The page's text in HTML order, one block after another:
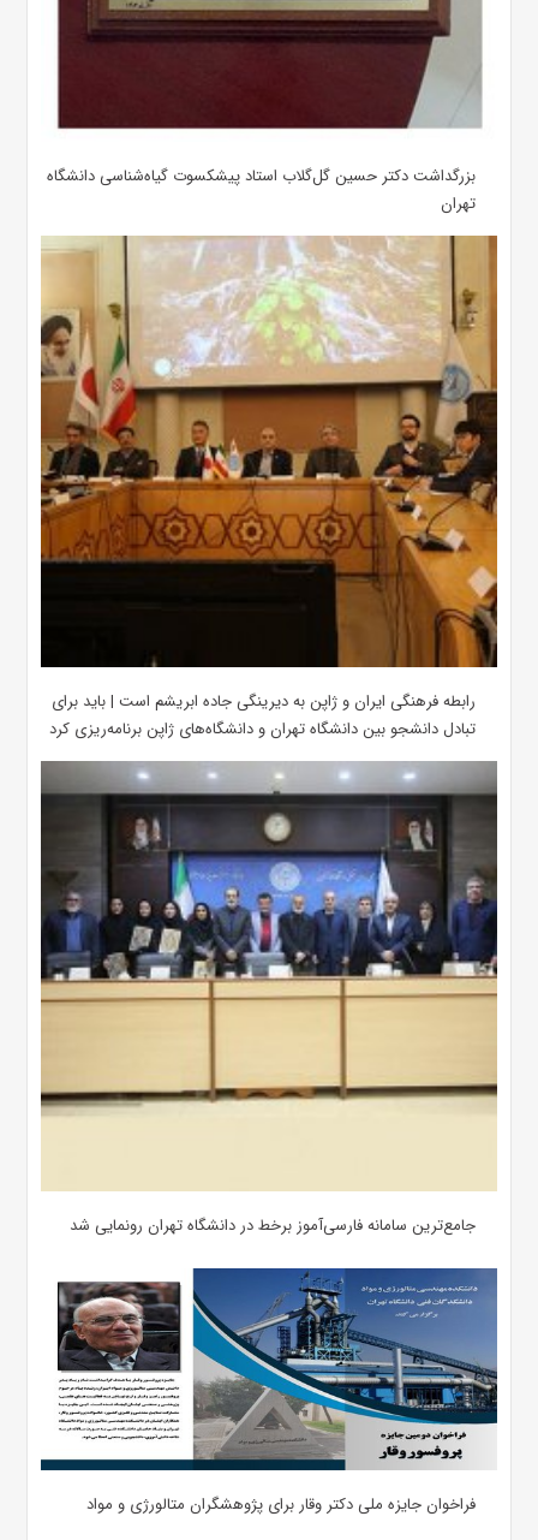
بزرگداشت دکتر حسین گل‌گلاب استاد پیشکسوت گیاه‌شناسی دانشگاه
تهران
رابطه فرهنگی ایران و ژاپن به دیرینگی جاده ابریشم است | باید برای
تبادل دانشجو بین دانشگاه تهران و دانشگاه‌های ژاپن برنامه‌ریزی کرد
جامع‌ترین سامانه فارسی‌آموز برخط در دانشگاه تهران رونمایی شد
فراخوان جایزه ملی دکتر وقار برای پژوهشگران متالورژی و مواد